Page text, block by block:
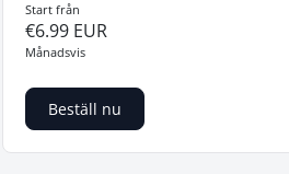
Start från
€6.99 EUR
Månadsvis
Beställ nu